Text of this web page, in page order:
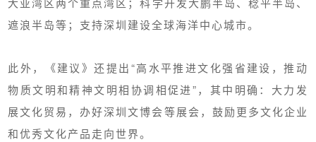
遮浪半岛等；支持深圳建设全球海洋中心城市。
此外，《建议》还提出“高水平推进文化强省建设，推动
物质文明和精神文明相协调相促进”，其中明确：大力发
展文化贸易，办好深圳文博会等展会，鼓励更多文化企业
和优秀文化产品走向世界。